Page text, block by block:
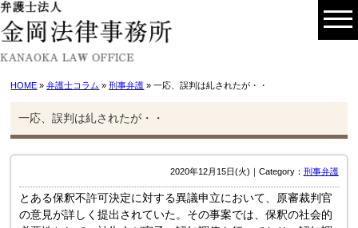
HOME »弁護士コラム »刑事弁護 » 一応、誤判は糺されたが・・
一応、誤判は糺されたが・・
2020年12月15日(火)｜Category： 刑事弁護
とある保釈不許可決定に対する異議申立において、原審裁判官
の意見が詳しく提出されていた。その事案では、保釈の社会的